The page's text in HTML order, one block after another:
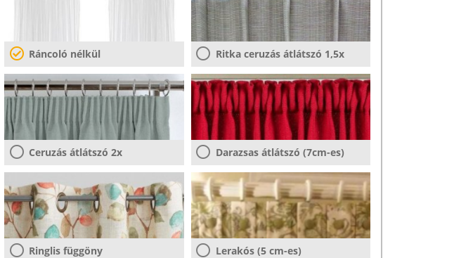
Ráncoló nélkül Ritka ceruzás átlátszó 1,5x
Ceruzás átlátszó 2x Darazsas átlátszó (7cm-es)
Ringlis függöny Lerakós (5 cm-es)